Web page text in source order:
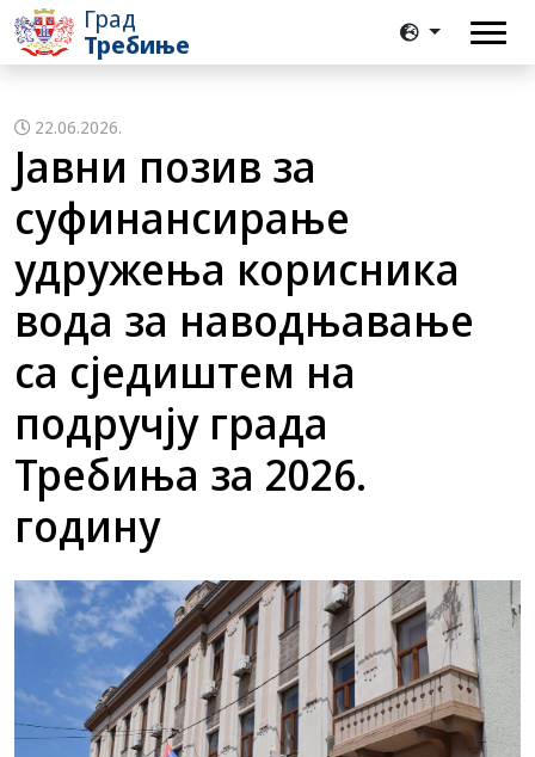
Град
Требиње
22.06.2026.
Jaвни позив за
суфинансирање
удружења корисника
вода за наводњавање
са сједиштем на
подручју града
Требиња за 2026.
годину